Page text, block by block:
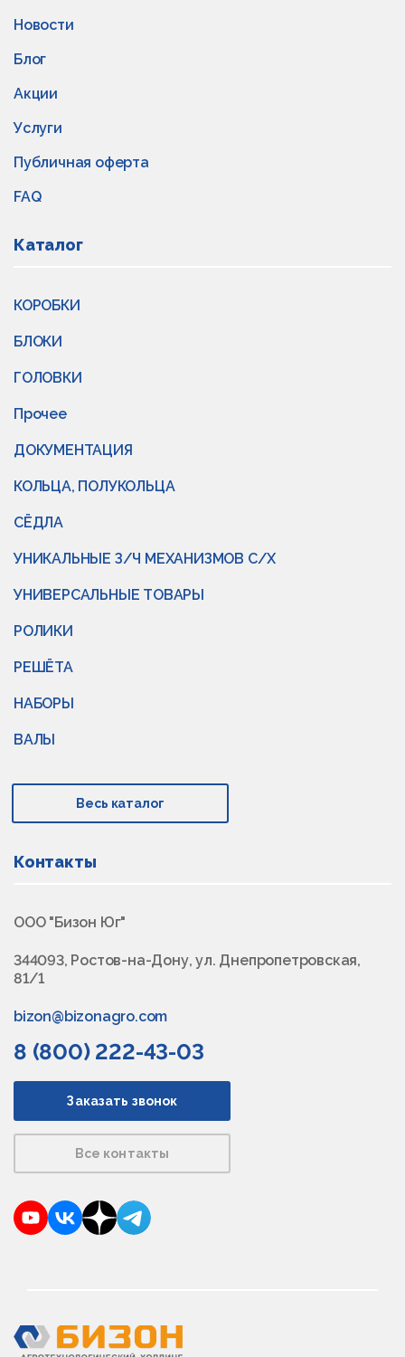
Новости
Блог
Акции
Услуги
Публичная оферта
FAQ
Каталог
КОРОБКИ
БЛОКИ
ГОЛОВКИ
Прочее
ДОКУМЕНТАЦИЯ
КОЛЬЦА, ПОЛУКОЛЬЦА
СЁДЛА
УНИКАЛЬНЫЕ З/Ч МЕХАНИЗМОВ С/Х
УНИВЕРСАЛЬНЫЕ ТОВАРЫ
РОЛИКИ
РЕШЁТА
НАБОРЫ
ВАЛЫ
Весь каталог
Контакты
ООО "Бизон Юг"
344093, Ростов-на-Дону, ул. Днепропетровская,
81/1
bizon@bizonagro.com
8 (800) 222-43-03
Заказать звонок
Все контакты
YouTubeVKontakte
DzenTelegram